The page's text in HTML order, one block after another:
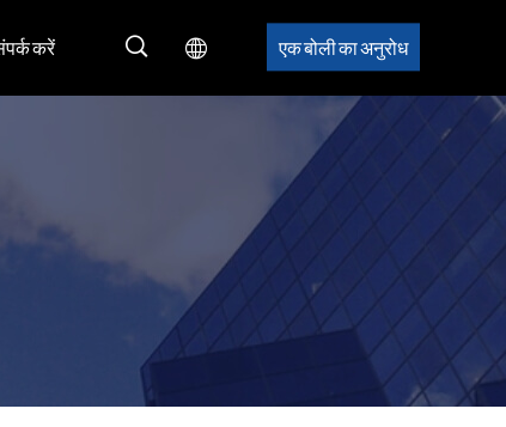
करें एक बोली का अनुरोध